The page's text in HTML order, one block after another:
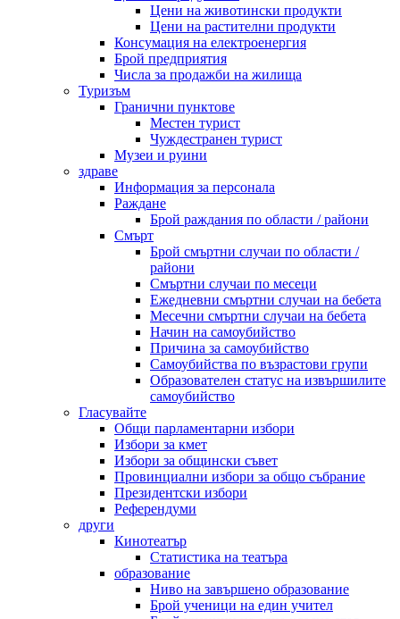
Цени на животински продукти
Цени на растителни продукти
Консумация на електроенергия
Брой предприятия
Числа за продажби на жилища
Туризъм
Гранични пунктове
Местен турист
Чуждестранен турист
Музеи и руини
здраве
Информация за персонала
Раждане
Брой раждания по области / райони
Смърт
Брой смъртни случаи по области /
райони
Смъртни случаи по месеци
Ежедневни смъртни случаи на бебета
Месечни смъртни случаи на бебета
Начин на самоубийство
Причина за самоубийство
Самоубийства по възрастови групи
Образователен статус на извършилите
самоубийство
Гласувайте
Общи парламентарни избори
Избори за кмет
Избори за общински съвет
Провинциални избори за общо събрание
Президентски избори
Референдуми
други
Кинотеатър
Статистика на театъра
образование
Ниво на завършено образование
Брой ученици на един учител